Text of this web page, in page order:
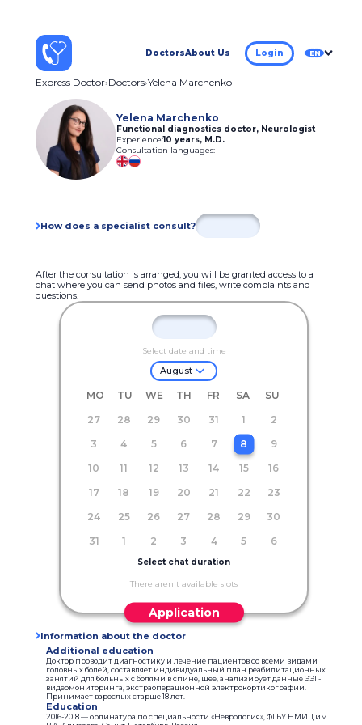
DoctorsAbout Us Login EN
Express Doctor Doctors Yelena Marchenko
Yelena Marchenko
Functional diagnostics doctor, Neurologist
Experience:10 years, M.D.
Consultation languages:
How does a specialist consult?
After the consultation is arranged, you will be granted access to a
chat where you can send photos and files, write complaints and
questions.
Select date and time
August
MO TU WE TH FR SA
SU
27
28 29 30 31 1
2
3
4 5 6 7 8
9
10
11 12 13 14 15
16
17
18 19 20 21 22
23
24
25 26 27 28 29
30
31
1 2 3 4 5 6
Select chat duration
There aren't available slots
Application
Information about the doctor
Additional education
Доктор проводит диагностику и лечение пациентов со всеми видами
головных болей, составляет индивидуальный план реабилитационных
занятий для больных с болями в спине, шее, анализирует данные ЭЭГ-
видеомониторинга, экстраоперационной электрокортикографии.
Принимает взрослых старше 18 лет.
Education
2016-2018 — ординатура по специальности «Неврология», ФГБУ НМИЦ им.